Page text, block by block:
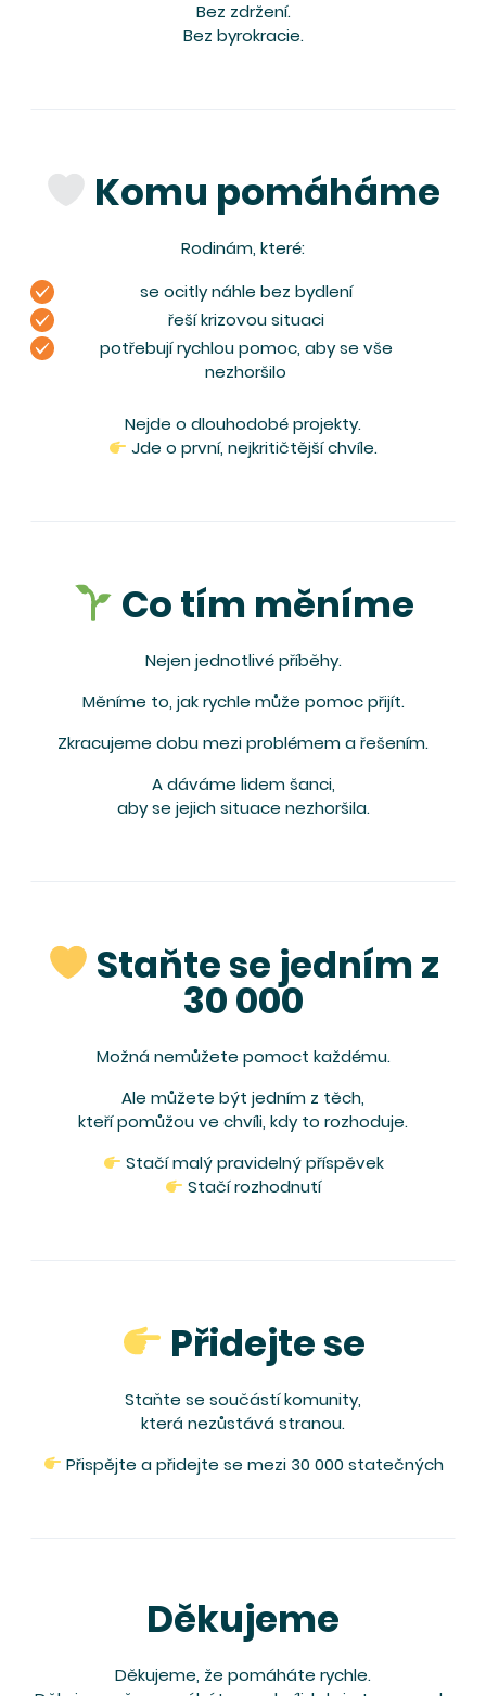
Bez zdržení.
Bez byrokracie.
Komu pomáháme
Rodinám, které:
se ocitly náhle bez bydlení
řeší krizovou situaci
potřebují rychlou pomoc, aby se vše
nezhoršilo
Nejde o dlouhodobé projekty.
Jde o první, nejkritičtější chvíle.
Co tím měníme
Nejen jednotlivé příběhy.
Měníme to, jak rychle může pomoc přijít.
Zkracujeme dobu mezi problémem a řešením.
A dáváme lidem šanci,
aby se jejich situace nezhoršila.
Staňte se jedním z
30 000
Možná nemůžete pomoct každému.
Ale můžete být jedním z těch,
kteří pomůžou ve chvíli, kdy to rozhoduje.
Stačí malý pravidelný příspěvek
Stačí rozhodnutí
Přidejte se
Staňte se součástí komunity,
která nezůstává stranou.
Přispějte a přidejte se mezi 30 000 statečných
Děkujeme
Děkujeme, že pomáháte rychle.